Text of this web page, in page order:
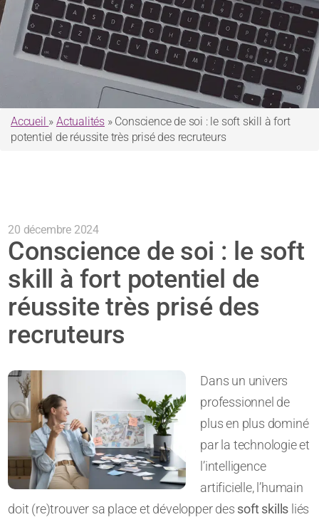
Accueil »Actualités » Conscience de soi : le soft skill à fort
potentiel de réussite très prisé des recruteurs
20 décembre 2024
Conscience de soi : le soft
skill à fort potentiel de
réussite très prisé des
recruteurs
Dans un univers
professionnel de
plus en plus dominé
par la technologie et
l’intelligence
artificielle, l’humain
doit (re)trouver sa place et développer des soft skills liés